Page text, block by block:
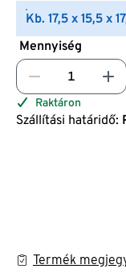
Kb. 17,5 x 15,5 x
Mennyiség
Raktáron
Szállítási határidő:
Termék